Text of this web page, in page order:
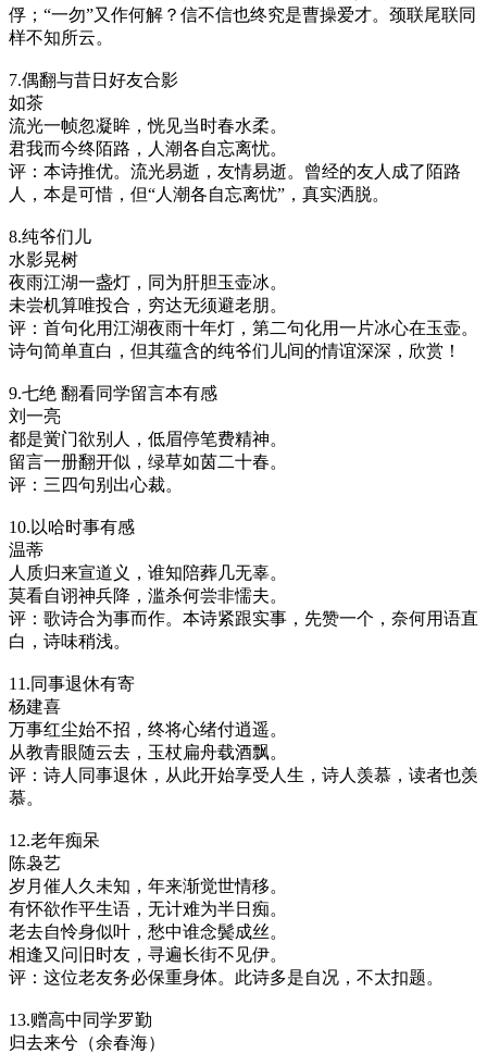
俘；“一勿”又作何解？信不信也终究是曹操爱才。颈联尾联同
样不知所云。
7.偶翻与昔日好友合影
如茶
流光一帧忽凝眸，恍见当时春水柔。
君我而今终陌路，人潮各自忘离忧。
评：本诗推优。流光易逝，友情易逝。曾经的友人成了陌路
人，本是可惜，但“人潮各自忘离忧”，真实洒脱。
8.纯爷们儿
水影晃树
夜雨江湖一盏灯，同为肝胆玉壶冰。
未尝机算唯投合，穷达无须避老朋。
评：首句化用江湖夜雨十年灯，第二句化用一片冰心在玉壶。
诗句简单直白，但其蕴含的纯爷们儿间的情谊深深，欣赏！
9.七绝 翻看同学留言本有感
刘一亮
都是黉门欲别人，低眉停笔费精神。
留言一册翻开似，绿草如茵二十春。
评：三四句别出心裁。
10.以哈时事有感
温蒂
人质归来宣道义，谁知陪葬几无辜。
莫看自诩神兵降，滥杀何尝非懦夫。
评：歌诗合为事而作。本诗紧跟实事，先赞一个，奈何用语直
白，诗味稍浅。
11.同事退休有寄
杨建喜
万事红尘始不招，终将心绪付逍遥。
从教青眼随云去，玉杖扁舟载酒飘。
评：诗人同事退休，从此开始享受人生，诗人羡慕，读者也羡
慕。
12.老年痴呆
陈袅艺
岁月催人久未知，年来渐觉世情移。
有怀欲作平生语，无计难为半日痴。
老去自怜身似叶，愁中谁念鬓成丝。
相逢又问旧时友，寻遍长街不见伊。
评：这位老友务必保重身体。此诗多是自况，不太扣题。
13.赠高中同学罗勤
归去来兮（余春海）